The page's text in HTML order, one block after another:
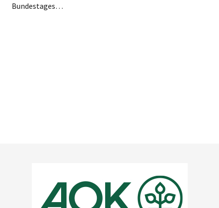
Bundestages…